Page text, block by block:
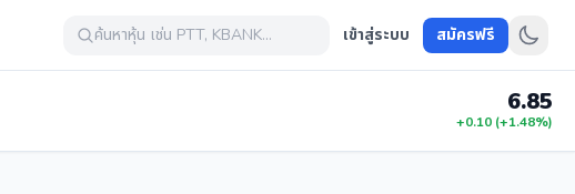
ค้นหาหุ้น เช่น PTT, KBANK... เข้าสู่ระบบ สมัครฟรี
6.85
+0.10 (+1.48%)